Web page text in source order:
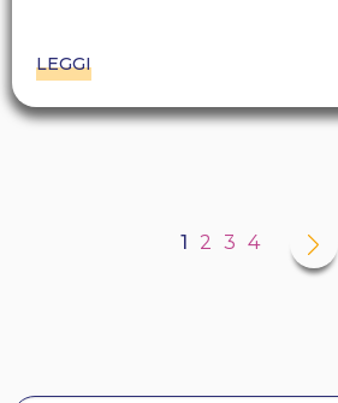
LEGGI
Pagina
1 Pagina
2 Pagina
3 Pagina
4
Pagina
successiva